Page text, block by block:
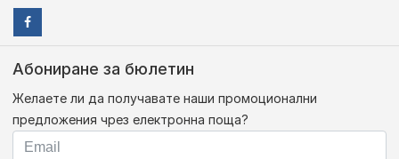
Абониране за бюлетин
Желаете ли да получавате наши промоционални
предложения чрез електронна поща?